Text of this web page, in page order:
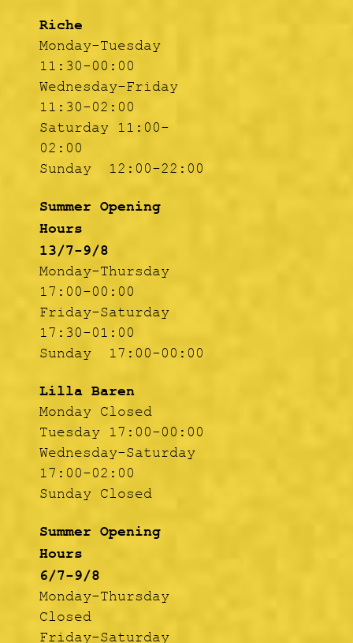
Riche
Monday-Tuesday
11:30-00:00
Wednesday-Friday
11:30-02:00
Saturday 11:00-
02:00
Sunday 12:00-22:00
Summer Opening
Hours
13/7-9/8
Monday-Thursday
17:00-00:00
Friday-Saturday
17:30-01:00
Sunday 17:00-00:00
Lilla Baren
Monday Closed
Tuesday 17:00-00:00
Wednesday-Saturday
17:00-02:00
Sunday Closed
Summer Opening
Hours
6/7-9/8
Monday-Thursday
Closed